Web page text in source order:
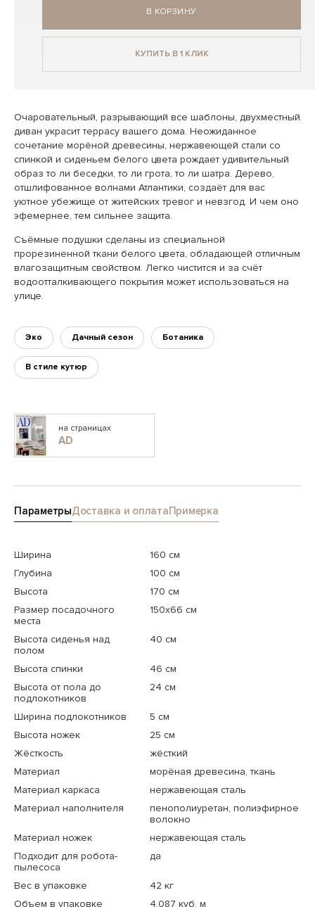
В КОРЗИНУ
КУПИТЬ В 1 КЛИК
Очаровательный, разрывающий все шаблоны, двухместный
диван украсит террасу вашего дома. Неожиданное
сочетание морёной древесины, нержавеющей стали со
спинкой и сиденьем белого цвета рождает удивительный
образ то ли беседки, то ли грота, то ли шатра. Дерево,
отшлифованное волнами Атлантики, создаёт для вас
уютное убежище от житейских тревог и невзгод. И чем оно
эфемернее, тем сильнее защита.
Съёмные подушки сделаны из специальной
прорезиненной ткани белого цвета, обладающей отличным
влагозащитным свойством. Легко чистится и за счёт
водоотталкивающего покрытия может использоваться на
улице.
Эко Дачный сезон Ботаника
В стиле кутюр
на страницах
AD
ПараметрыДоставка и оплатаПримерка
Ширина
160 см
Глубина
100 см
Высота
170 см
Размер посадочного
места
150x66 см
Высота сиденья над
полом
40 см
Высота спинки
46 см
Высота от пола до
подлокотников
24 см
Ширина подлокотников
5 см
Высота ножек
25 см
Жёсткость
жёсткий
Материал
морёная древесина, ткань
Материал каркаса
нержавеющая сталь
Материал наполнителя
пенополиуретан, полиэфирное
волокно
Материал ножек
нержавеющая сталь
Подходит для робота-
пылесоса
да
Вес в упаковке
42 кг
Объем в упаковке
4.087 куб. м